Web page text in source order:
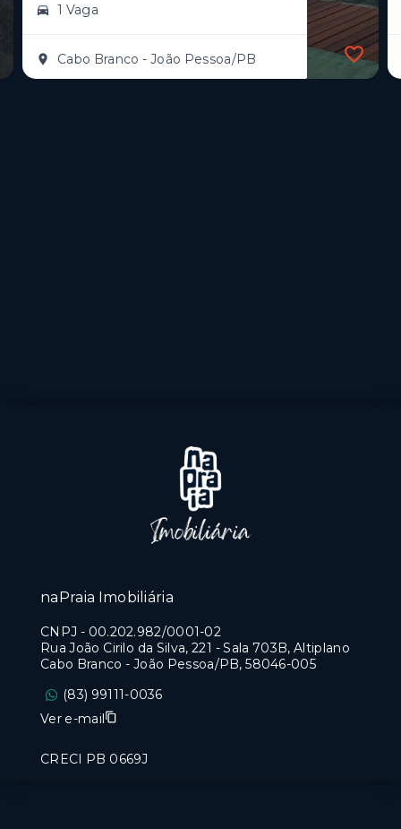
1 Vaga
Cabo Branco - João Pessoa/PB
naPraia Imobiliária
CNPJ - 00.202.982/0001-02
Rua João Cirilo da Silva, 221 - Sala 703B, Altiplano
Cabo Branco - João Pessoa/PB, 58046-005
(83) 99111-0036
Ver e-mail
CRECI PB 0669J